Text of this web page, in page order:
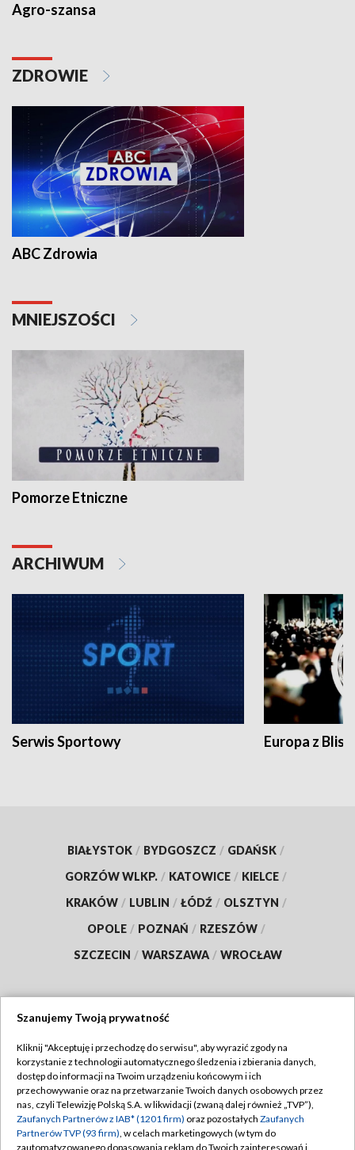
Agro-szansa
ZDROWIE
ABC Zdrowia
MNIEJSZOŚCI
Pomorze Etniczne
ARCHIWUM
Serwis Sportowy Europa z
BIAŁYSTOK / BYDGOSZCZ / GDAŃSK /
GORZÓW WLKP. / KATOWICE / KIELCE /
KRAKÓW / LUBLIN / ŁÓDŹ / OLSZTYN /
OPOLE / POZNAŃ / RZESZÓW /
SZCZECIN / WARSZAWA / WROCŁAW
TVP
Abonament TVP
Emisja w TVP
Centrum informacji TVP
Regulamin TVP
Polityka prywatności
Moje zgody
Szanujemy Twoją prywatność
Kliknij "Akceptuję i przechodzę do serwisu", aby wyrazić zgody na
korzystanie z technologii automatycznego śledzenia i zbierania danych,
dostęp do informacji na Twoim urządzeniu końcowym i ich
przechowywanie oraz na przetwarzanie Twoich danych osobowych przez
nas, czyli Telewizję Polską S.A. w likwidacji (zwaną dalej również „TVP”),
Zaufanych Partnerów z IAB* (1201 firm) oraz pozostałych Zaufanych
Partnerów TVP (93 firm), w celach marketingowych (w tym do
zautomatyzowanego dopasowania reklam do Twoich zainteresowań i